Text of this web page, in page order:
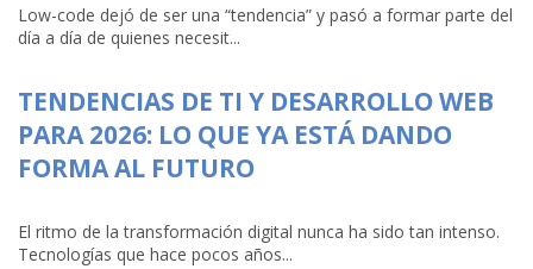
Low-code dejó de ser una “tendencia” y pasó a formar parte del
día a día de quienes necesit...
TENDENCIAS DE TI Y DESARROLLO WEB
PARA 2026: LO QUE YA ESTÁ DANDO
FORMA AL FUTURO
El ritmo de la transformación digital nunca ha sido tan intenso.
Tecnologías que hace pocos años...